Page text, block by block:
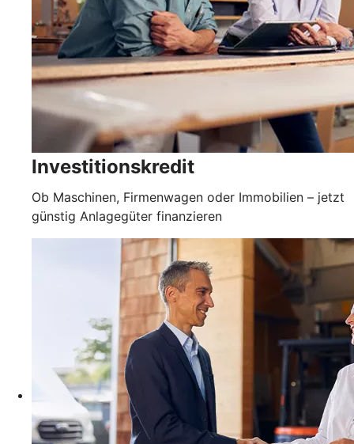
Investitionskredit
Ob Maschinen, Firmenwagen oder Immobilien – jetzt
günstig Anlagegüter finanzieren